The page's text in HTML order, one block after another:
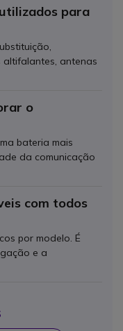
para
altifalantes, antenas
o
bateria mais
da comunicação
com todos
por modelo. É
e a